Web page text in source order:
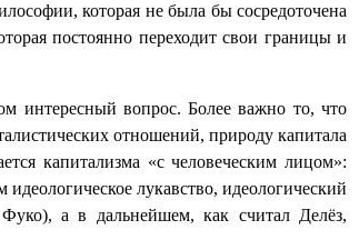
которая не была бы сосредоточена
постоянно переходит свои границы и
интересный вопрос. Более важно то, что
отношений, природу капитала
капитализма «с человеческим лицом»:
идеологическое лукавство, идеологический
а в дальнейшем, как считал Делёз,